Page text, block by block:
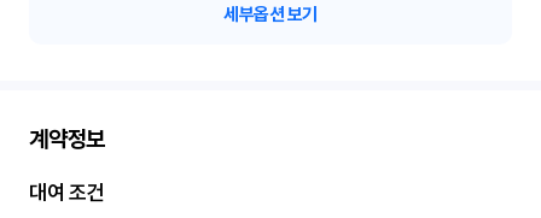
세부옵션 보기
계약정보
대여 조건